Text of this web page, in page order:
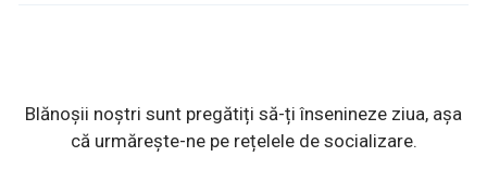
Blănoșii noștri sunt pregătiți să-ți însenineze ziua, așa
că urmărește-ne pe rețelele de socializare.